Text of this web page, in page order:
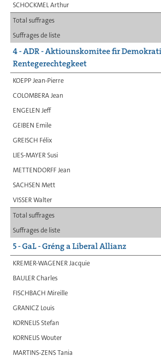
SCHOCKMEL Arthur
Total suffrages
Suffrages de liste
4 - ADR - Aktiounskomitee fir
Rentegerechtegkeet
KOEPP Jean-Pierre
COLOMBERA Jean
ENGELEN Jeff
GEIBEN Emile
GREISCH Félix
LIES-MAYER Susi
METTENDORFF Jean
SACHSEN Mett
VISSER Walter
Total suffrages
Suffrages de liste
5 - GaL - Gréng a Liberal Allianz
KREMER-WAGENER Jacquie
BAULER Charles
FISCHBACH Mireille
GRANICZ Louis
KORNELIS Stefan
KORNELIS Wouter
MARTINS-ZENS Tania